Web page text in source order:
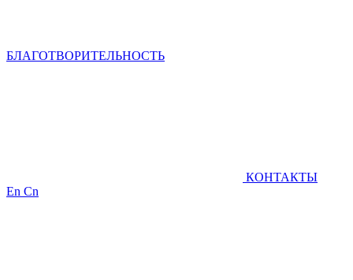
БЛАГОТВОРИТЕЛЬНОСТЬ
КОНТАКТЫ
En Cn